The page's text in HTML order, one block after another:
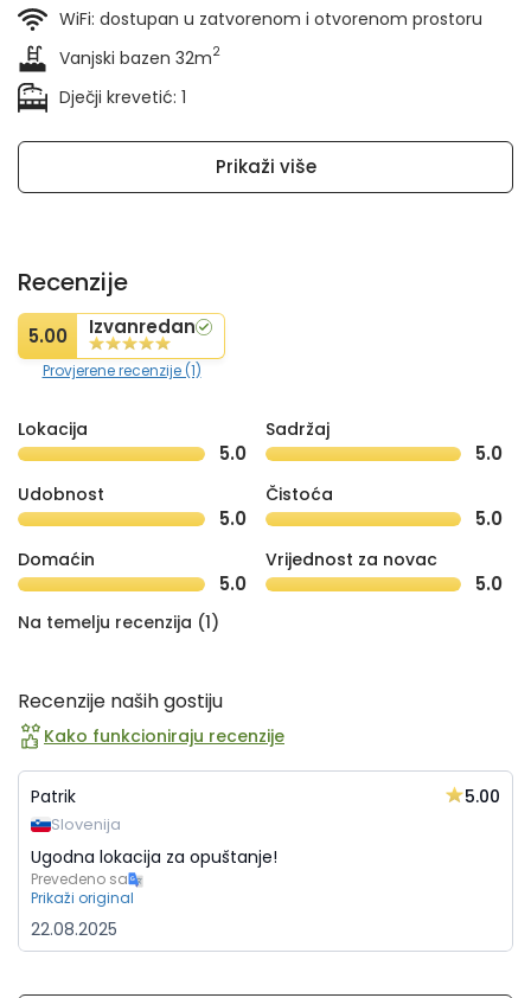
WiFi: dostupan u zatvorenom i otvorenom prostoru
Vanjski bazen 32m2
Dječji krevetić: 1
Prikaži više
Recenzije
5.00 Izvanredan
Provjerene recenzije (1)
Lokacija
5.0
Sadržaj
5.0
Udobnost
5.0
Čistoća
5.0
Domaćin
5.0
Vrijednost za novac
5.0
Na temelju recenzija (1)
Recenzije naših gostiju
Kako funkcioniraju recenzije
Patrik 5.00
Slovenija
Ugodna lokacija za opuštanje!
Prevedeno sa
Prikaži original
22.08.2025